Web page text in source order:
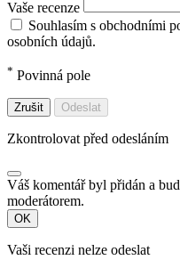
Vaše recenze
Souhlasím s obchodními
osobních údajů.
* Povinná pole
Zrušit Odeslat
Zkontrolovat před odesláním
Váš komentář byl přidán a
moderátorem.
OK
Vaši recenzi nelze odeslat